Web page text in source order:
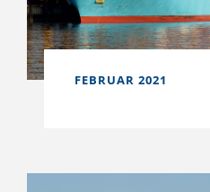
FEBRUAR 2021